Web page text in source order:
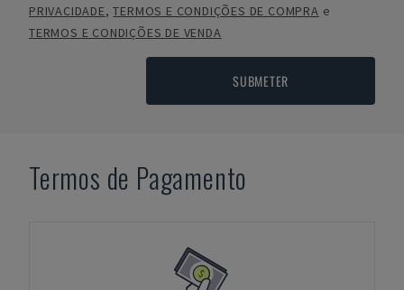
PRIVACIDADE,TERMOS E CONDIÇÕES DE COMPRA e
TERMOS E CONDIÇÕES DE VENDA
SUBMETER
Termos de Pagamento